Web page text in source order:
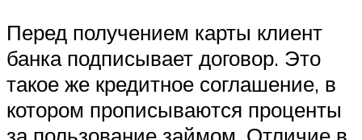
Перед получением карты клиент
банка подписывает договор. Это
такое же кредитное соглашение, в
котором прописываются проценты